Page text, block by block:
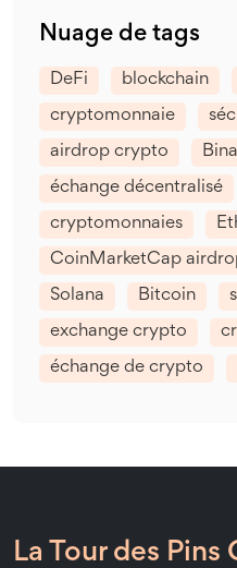
Nuage de tags
DeFi blockchain
cryptomonnaie
airdrop crypto
échange décentralisé
cryptomonnaies
CoinMarketCap
Solana Bitcoin
exchange crypto
échange de crypto
La Tour des Pins